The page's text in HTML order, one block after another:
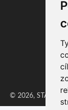
© 2026, STAVO-